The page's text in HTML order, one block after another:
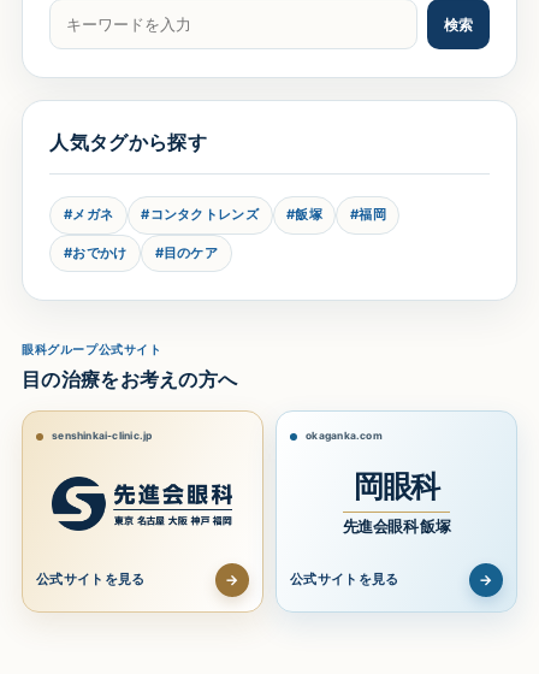
記事をキーワードで検索 検索
人気タグから探す
#メガネ #コンタクトレンズ #飯塚 #福岡
#おでかけ #目のケア
眼科グループ公式サイト
目の治療をお考えの方へ
senshinkai-clinic.jp
公式サイトを見る →
okaganka.com
岡眼科
先進会眼科 飯塚
公式サイトを見る →